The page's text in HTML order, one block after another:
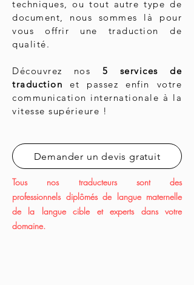
techniques, ou tout autre type de
document, nous sommes là pour
vous offrir une traduction de
qualité.
Découvrez nos 5 services de
traduction et passez enfin votre
communication internationale à la
vitesse supérieure !
Demander un devis gratuit
Tous nos​ traducteurs sont des
professionnels diplômésde langue maternelle
de la langue cible et experts dans votre
domaine.